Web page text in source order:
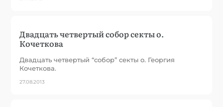
Двадцать четвертый собор секты о.
Кочеткова
Двадцать четвертый “собор” секты о. Георгия
Кочеткова.
27.08.2013